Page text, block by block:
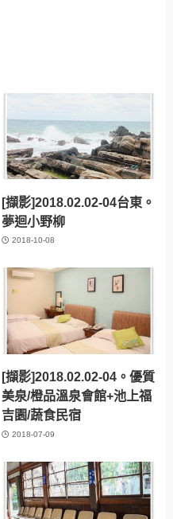
[擷影]2018.02.02-04台東。
夢迴小野柳
2018-10-08
[擷影]2018.02.02-04。優質
美泉/橙品溫泉會館+池上福
吉園/蔬食民宿
2018-07-09